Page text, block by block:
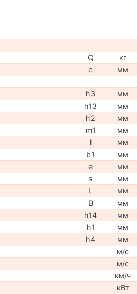
Q
кг
c
мм
h3
мм
h13
мм
h2
мм
m1
мм
l
мм
b1
мм
e
мм
s
мм
L
мм
B
мм
h14
мм
h1
мм
h4
мм
м/с
м/с
км/ч
кВт